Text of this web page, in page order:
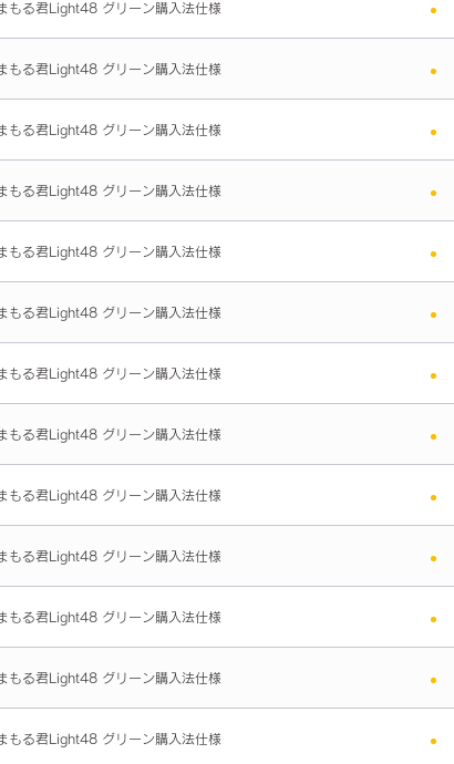
もる君Light48 グリーン購入法仕様
もる君Light48 グリーン購入法仕様
もる君Light48 グリーン購入法仕様
もる君Light48 グリーン購入法仕様
もる君Light48 グリーン購入法仕様
もる君Light48 グリーン購入法仕様
もる君Light48 グリーン購入法仕様
もる君Light48 グリーン購入法仕様
もる君Light48 グリーン購入法仕様
もる君Light48 グリーン購入法仕様
もる君Light48 グリーン購入法仕様
もる君Light48 グリーン購入法仕様
もる君Light48 グリーン購入法仕様